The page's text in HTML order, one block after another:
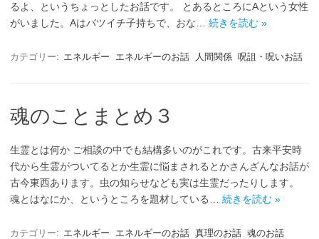
るよ、というちょっとしたお話です。 とあるところにAという女性
がいました。Aはバツイチ子持ちで、おな… 続きを読む »
カテゴリー: エネルギー エネルギーのお話 人間関係 呪詛・呪いお話
魂のことまとめ３
生霊とは何か ご相談の中でも結構多いのがこれです。古来平安時
代から生霊がついてるとか生霊に悩まされるとかさんざんなお話が
古今東西あります。虫の知らせなども実は生霊だったりします。
魂とはなにか、というところを題材している… 続きを読む »
カテゴリー: エネルギー エネルギーのお話 真理のお話 魂のお話